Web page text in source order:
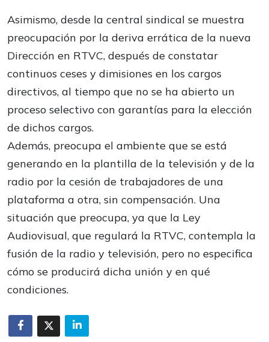
Asimismo, desde la central sindical se muestra
preocupación por la deriva errática de la nueva
Dirección en RTVC, después de constatar
continuos ceses y dimisiones en los cargos
directivos, al tiempo que no se ha abierto un
proceso selectivo con garantías para la elección
de dichos cargos.
Además, preocupa el ambiente que se está
generando en la plantilla de la televisión y de la
radio por la cesión de trabajadores de una
plataforma a otra, sin compensación. Una
situación que preocupa, ya que la Ley
Audiovisual, que regulará la RTVC, contempla la
fusión de la radio y televisión, pero no especifica
cómo se producirá dicha unión y en qué
condiciones.